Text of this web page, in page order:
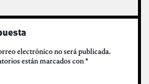
electrónico no será publicada.
están marcados con*